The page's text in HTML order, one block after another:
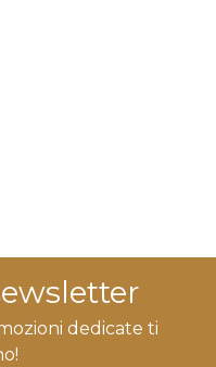
dedicate ti